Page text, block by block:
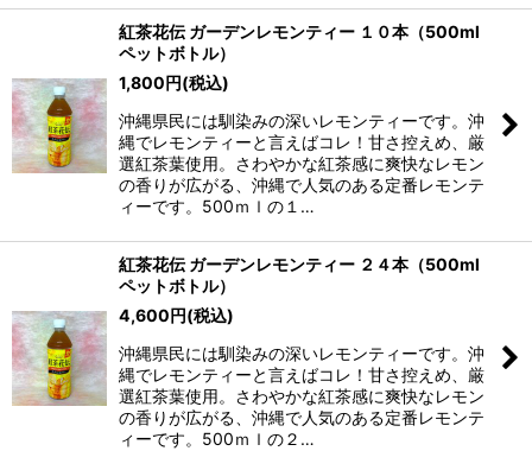
紅茶花伝 ガーデンレモンティー １０本（500ml
ペットボトル）
1,800 円(税込)
沖縄県民には馴染みの深いレモンティーです。沖
縄でレモンティーと言えばコレ！甘さ控えめ、厳
選紅茶葉使用。さわやかな紅茶感に爽快なレモン
の香りが広がる、沖縄で人気のある定番レモンテ
ィーです。500ｍｌの１…
紅茶花伝 ガーデンレモンティー ２４本（500ml
ペットボトル）
4,600 円(税込)
沖縄県民には馴染みの深いレモンティーです。沖
縄でレモンティーと言えばコレ！甘さ控えめ、厳
選紅茶葉使用。さわやかな紅茶感に爽快なレモン
の香りが広がる、沖縄で人気のある定番レモンテ
ィーです。500ｍｌの２…